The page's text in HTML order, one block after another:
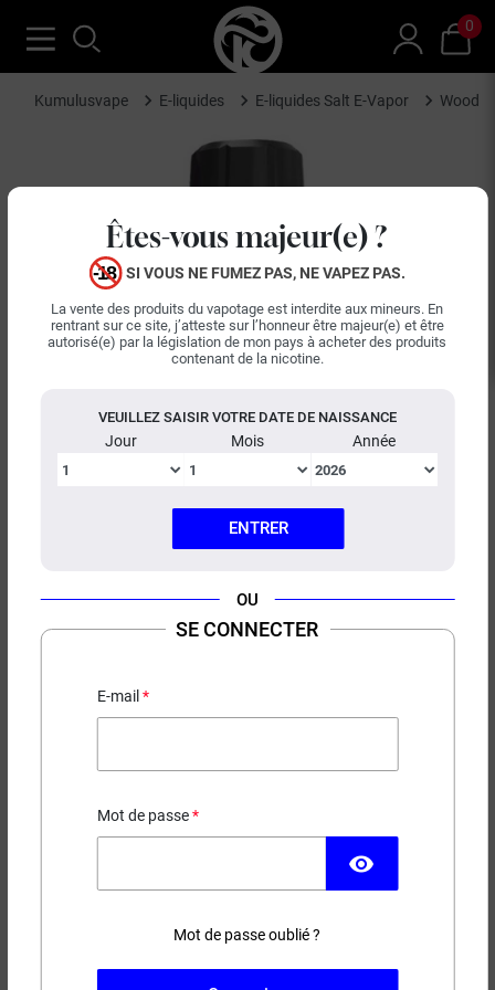
Êtes-vous majeur(e) ?
SI VOUS NE FUMEZ PAS, NE VAPEZ PAS.
La vente des produits du vapotage est interdite aux mineurs. En
rentrant sur ce site, j’atteste sur l’honneur être majeur(e) et être
autorisé(e) par la législation de mon pays à acheter des produits
contenant de la nicotine.
VEUILLEZ SAISIR VOTRE DATE DE NAISSANCE
Jour Mois Année
ENTRER
OU
SE CONNECTER
E-mail
Mot de passe
visibility
Mot de passe oublié ?
0
Kumulusvape E-liquides E-liquides Salt E-Vapor Woody
E-LIQUIDE WOODY WOOD
Mûre - Fraise - Fruit du dragon - Frais
EN STOCK
Contenance Taux de nicotine